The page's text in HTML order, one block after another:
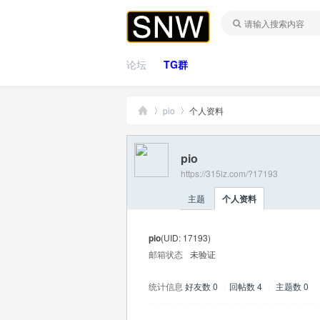
论坛 TG群
pio 个人资料
pio
https://315lz.com/?17193
主题 个人资料
pio(UID: 17193)
邮箱状态 未验证
统计信息 好友数 0 回帖数 4 主题数 0